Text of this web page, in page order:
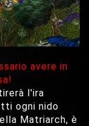
avere in
l'ira
ogni nido
Matriarch, è